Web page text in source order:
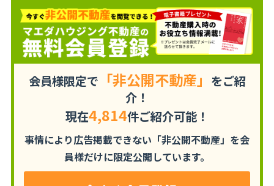
会員様限定で 「非公開不動産」 をご紹
介！
現在4,814件ご紹介可能！
事情により広告掲載できない「非公開不動産」を会
員様だけに限定公開しています。